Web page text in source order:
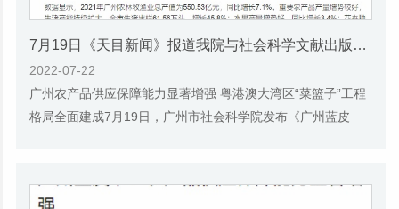
7月19日《天目新闻》报道我院与社会科学文献出版社联合发布《广州蓝皮书：广州城乡融合发展报告(2022)》的媒体文章
2022-07-22
广州农产品供应保障能力显著增强 粤港澳大湾区“菜篮子”工程
格局全面建成7月19日，广州市社会科学院发布《广州蓝皮